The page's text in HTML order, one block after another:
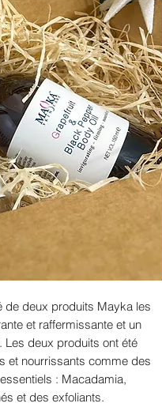
de deux produits Mayka les
et raffermissante et un
deux produits ont été
et nourrissants comme des
: Macadamia,
et des exfoliants.